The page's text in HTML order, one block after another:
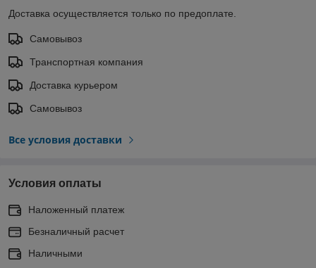
Доставка осуществляется только по предоплате.
Самовывоз
Транспортная компания
Доставка курьером
Самовывоз
Все условия доставки
Условия оплаты
Наложенный платеж
Безналичный расчет
Наличными